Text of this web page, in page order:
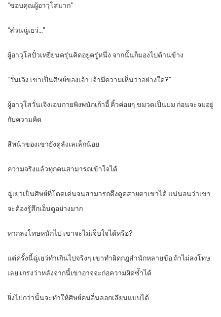
“ขอบคุณผู้อาวุโสมาก”
“ส่วนฉู่เยว่…”
ผู้อาวุโสปั๋วเหยี่ยนครุ่นคิดอยู่ครู่หนึ่ง จากนั้นก็มองไปด้านข้าง
“วั่นเจิง เขาเป็นศิษย์ของเจ้า เจ้ามีความเห็นว่าอย่างใด?”
ผู้อาวุโสวั่นเจิงเอนกายพิงพนักเก้าอี้ คิ้วค่อยๆ ขมวดเป็นปม ก่อนจะจมอยู่
กับความคิด
สีหน้าของเขายังดูลังเลเล็กน้อย
ความจริงแล้วทุกคนสามารถเข้าใจได้
ฉู่เยว่เป็นศิษย์ที่โดดเด่นจนสามารถดึงดูดสายตาเขาได้ แน่นอนว่าเขา
จะต้องรู้สึกเอ็นดูอย่างมาก
หากลงโทษหนักไป เขาจะไม่เจ็บใจได้หรือ?
แต่ครั้งนี้ฉู่เยว่ทำเกินไปจริงๆ เขาทำผิดกฎสำนักหลายข้อ ถ้าไม่ลงโทษ
เลย เกรงว่าหลังจากนี้เขาอาจจะก่อความผิดซ้ำได้
ยิ่งไปกว่านั้นจะทำให้ศิษย์คนอื่นลอกเลียนแบบได้